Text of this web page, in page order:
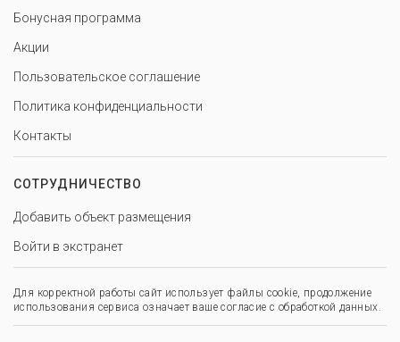
Бонусная программа
Акции
Пользовательское соглашение
Политика конфиденциальности
Контакты
СОТРУДНИЧЕСТВО
Добавить объект размещения
Войти в экстранет
Для корректной работы сайт использует файлы cookie, продолжение
использования сервиса означает ваше согласие с обработкой данных.